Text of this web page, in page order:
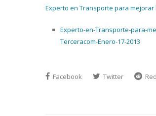
Experto en Transporte para
Experto-en-Transporte-para-
Terceracom-Enero-17-2013
Facebook Twitter